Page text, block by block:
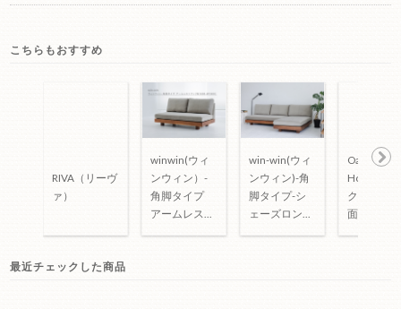
こちらもおすすめ
RIVA（リーヴ
ァ）
winwin(ウィ
ンウィン）-
角脚タイプ
アームレスソ
win-win(ウィ
ンウィン)-角
脚タイプ-シ
ェーズロング
Oak
House(オ
クハウス)-
面/フェザ
最近チェックした商品